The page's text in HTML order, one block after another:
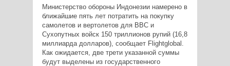
Министерство обороны Индонезии намерено в
ближайшие пять лет потратить на покупку
самолетов и вертолетов для ВВС и
Сухопутных войск 150 триллионов рупий (16,8
миллиарда долларов), сообщает Flightglobal.
Как ожидается, две трети указанной суммы
будут выделены из государственного